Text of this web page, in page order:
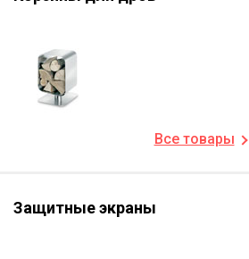
Все товары
Защитные экраны